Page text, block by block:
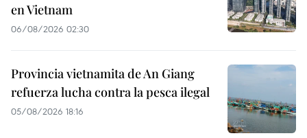
en Vietnam
06/08/2026 02:30
Provincia vietnamita de An Giang
refuerza lucha contra la pesca ilegal
05/08/2026 18:16